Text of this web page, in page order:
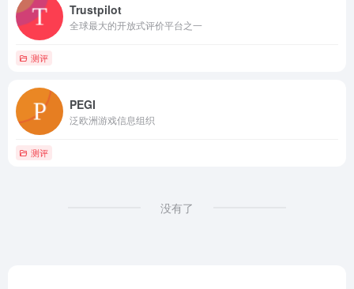
Trustpilot
全球最大的开放式评价平台之一
测评
PEGI
泛欧洲游戏信息组织
测评
没有了